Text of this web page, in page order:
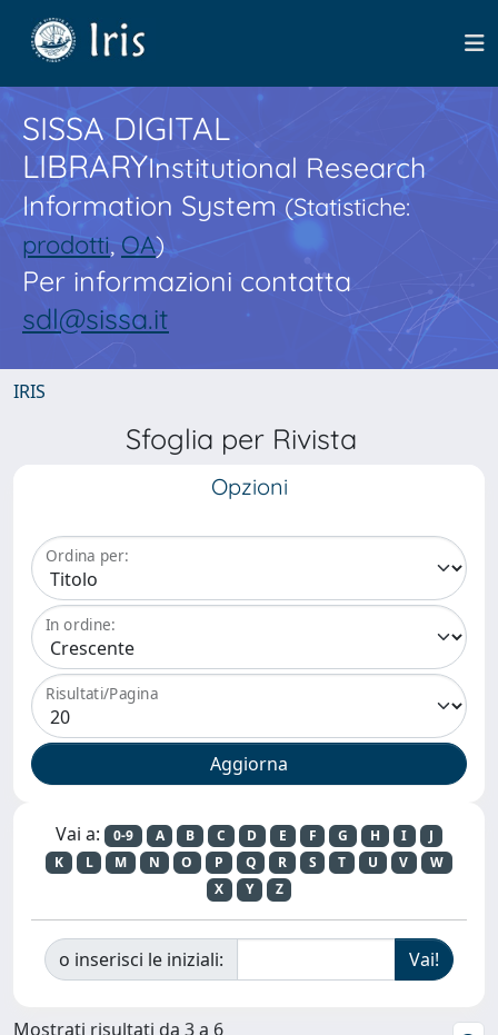
SISSA DIGITAL
LIBRARYInstitutional Research
Information System(Statistiche:
prodotti,OA)
Per informazioni contatta
sdl@sissa.it
IRIS
Sfoglia per Rivista
Opzioni
Ordina per:
In ordine:
Risultati/Pagina
Vai a: 0-9 A B C D E F G H I
J
K
L M N O P Q R S T U V
W
X
Y Z
o inserisci le iniziali:
Mostrati risultati da 3 a 6